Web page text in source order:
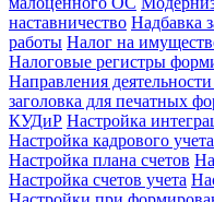
наставничество Надбавка
работы Налог на
Налоговые регистры
Направления
заголовка для печатных
КУДиР Настройка
Настройка кадрового учета
Настройка плана счетов
Настройка счетов учета